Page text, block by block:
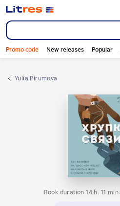
Promo code New releases Popular
Yulia Pirumova
Book duration 14 h. 11 min.